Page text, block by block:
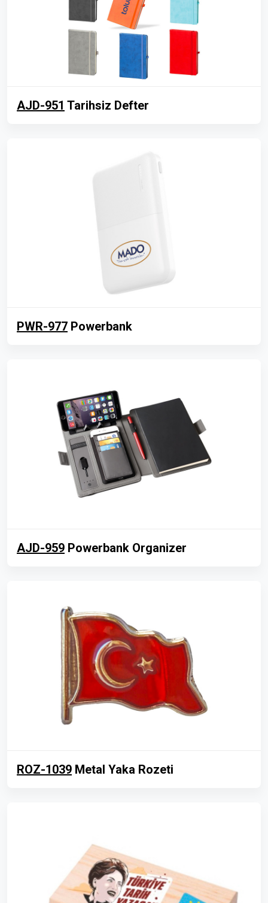
AJD-951 Tarihsiz Defter
PWR-977 Powerbank
AJD-959 Powerbank Organizer
ROZ-1039 Metal Yaka Rozeti